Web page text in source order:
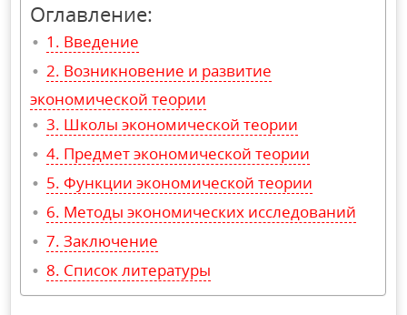
Оглавление:
Введение
Возникновение и развитие
экономической теории
Школы экономической теории
Предмет экономической теории
Функции экономической теории
Методы экономических исследований
Заключение
Список литературы